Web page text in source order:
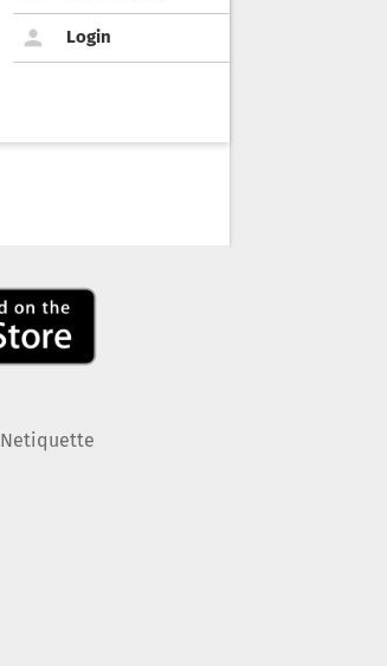
Login
Netiquette